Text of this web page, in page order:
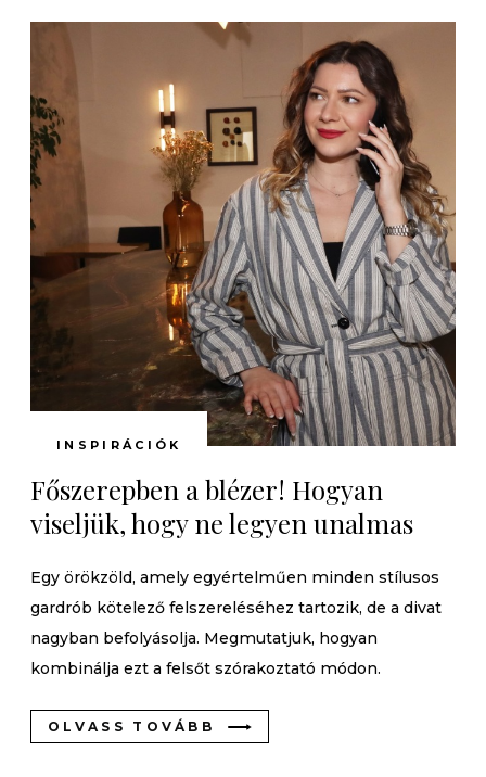
INSPIRÁCIÓK
Főszerepben a blézer! Hogyan
viseljük, hogy ne legyen unalmas
Egy örökzöld, amely egyértelműen minden stílusos
gardrób kötelező felszereléséhez tartozik, de a divat
nagyban befolyásolja. Megmutatjuk, hogyan
kombinálja ezt a felsőt szórakoztató módon.
OLVASS TOVÁBB